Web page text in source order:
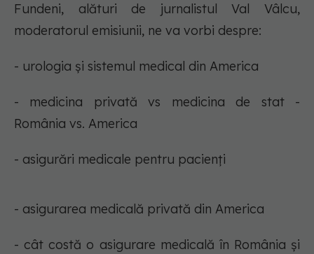
Fundeni, alături de jurnalistul Val Vâlcu,
moderatorul emisiunii, ne va vorbi despre:
- urologia și sistemul medical din America
- medicina privată vs medicina de stat -
România vs. America
- asigurări medicale pentru pacienți
- asigurarea medicală privată din America
- cât costă o asigurare medicală în România și